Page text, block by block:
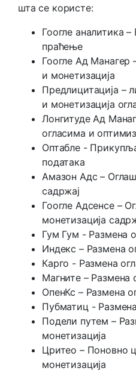
шта се користе:
Гоогле аналитика
праћење
Гоогле Ад
и монетизација
Предлицитација –
и монетизација
Лонгитуде Ад
огласима и
Оптабле -
података
Амазон Адс –
садржај
Гоогле Адсенсе –
монетизација
Гум Гум - Размена
Индекс – Размена
Карго - Размена
Магните – Размена
ОпенКс – Размена
Пубматиц -
Подели путем –
монетизација
Цритео – Поновно
монетизација